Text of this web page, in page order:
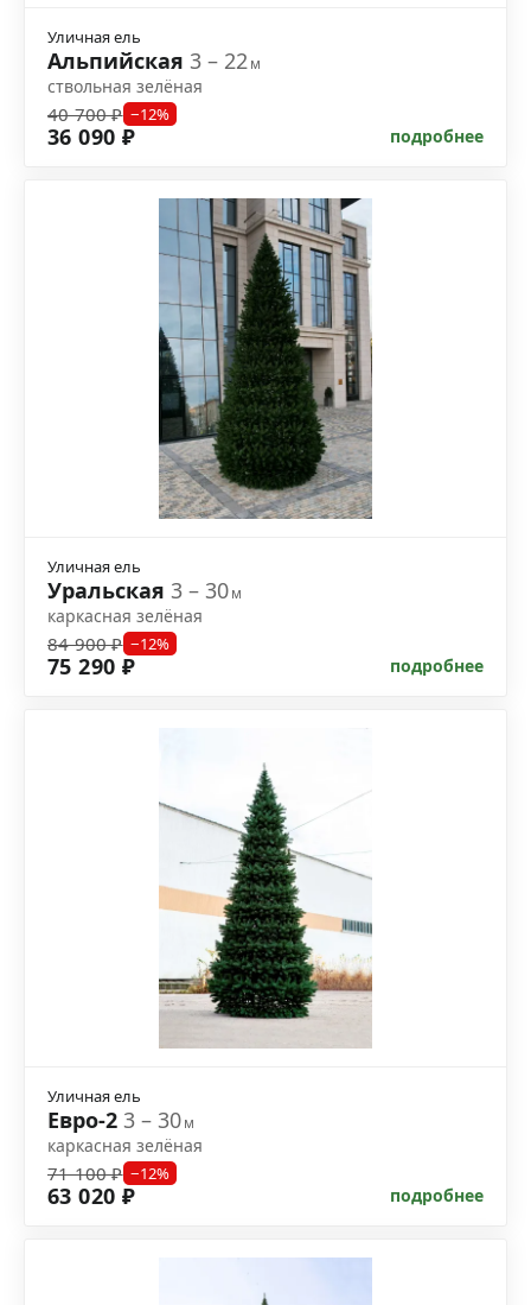
Уличная ель
Альпийская 3 – 22м
ствольная зелёная
40 700 ₽ −12%
36 090 ₽ подробнее
Уличная ель
Уральская 3 – 30м
каркасная зелёная
84 900 ₽ −12%
75 290 ₽ подробнее
Уличная ель
Евро-2 3 – 30м
каркасная зелёная
71 100 ₽ −12%
63 020 ₽ подробнее